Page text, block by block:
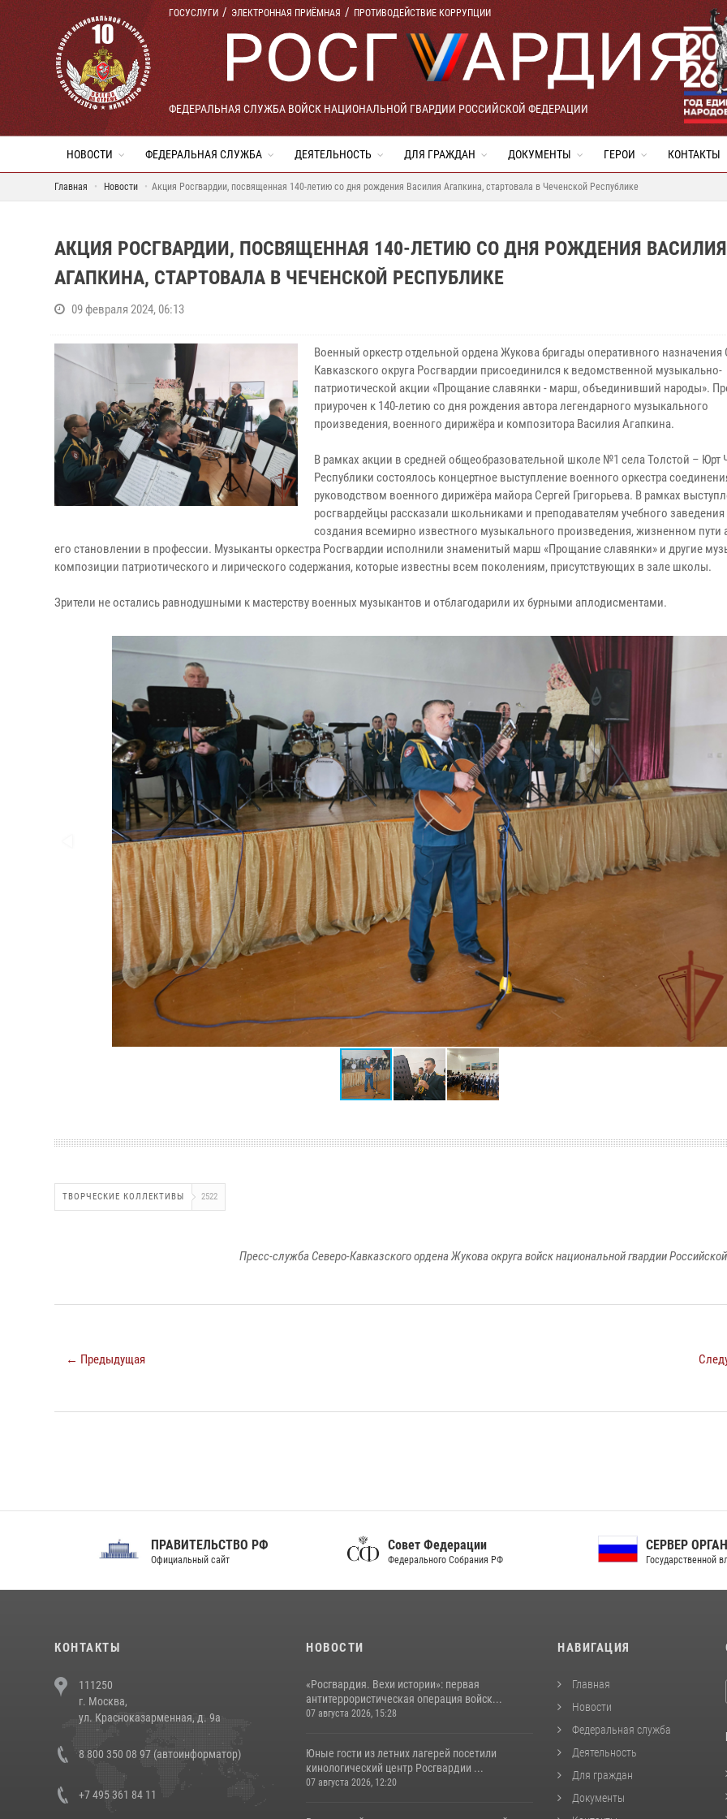
ГОСУСЛУГИ ЭЛЕКТРОННАЯ ПРИЁМНАЯ ПРОТИВОДЕЙСТВИЕ КОРРУПЦИИ
ФЕДЕРАЛЬНАЯ СЛУЖБА ВОЙСК НАЦИОНАЛЬНОЙ ГВАРДИИ РОССИЙСКОЙ ФЕДЕРАЦИИ
НОВОСТИ ФЕДЕРАЛЬНАЯ СЛУЖБА ДЕЯТЕЛЬНОСТЬ ДЛЯ ГРАЖДАН ДОКУМЕНТЫ ГЕРОИ КОНТАКТЫ
Главная Новости Акция Росгвардии, посвященная 140-летию со дня рождения Василия Агапкина, стартовала в Чеченской Республике
АКЦИЯ РОСГВАРДИИ, ПОСВЯЩЕННАЯ 140-ЛЕТИЮ СО ДНЯ РОЖДЕНИЯ ВАСИЛИЯ
АГАПКИНА, СТАРТОВАЛА В ЧЕЧЕНСКОЙ РЕСПУБЛИКЕ
09 февраля 2024, 06:13
Военный оркестр отдельной ордена Жукова бригады оперативного назначения
Кавказского округа Росгвардии присоединился к ведомственной музыкально-
патриотической акции «Прощание славянки - марш, объединивший народы».
приурочен к 140-летию со дня рождения автора легендарного музыкального
произведения, военного дирижёра и композитора Василия Агапкина.
В рамках акции в средней общеобразовательной школе №1 села Толстой – Юрт
Республики состоялось концертное выступление военного оркестра
руководством военного дирижёра майора Сергей Григорьева. В рамках
росгвардейцы рассказали школьниками и преподавателям учебного заведения
создания всемирно известного музыкального произведения, жизненном пути
его становлении в профессии. Музыканты оркестра Росгвардии исполнили знаменитый марш «Прощание славянки» и другие
композиции патриотического и лирического содержания, которые известны всем поколениям, присутствующих в зале школы.
Зрители не остались равнодушными к мастерству военных музыкантов и отблагодарили их бурными аплодисментами.
ТВОРЧЕСКИЕ КОЛЛЕКТИВЫ 2522
Пресс-служба Северо-Кавказского ордена Жукова округа войск национальной гвардии
← Предыдущая
ПРАВИТЕЛЬСТВО РФ
Официальный сайт
Совет Федерации
Федерального Собрания РФ
СЕРВЕР ОРГАНОВ
Государственной власти РФ
КОНТАКТЫ
111250
г. Москва,
ул. Красноказарменная, д. 9а
8 800 350 08 97 (автоинформатор)
+7 495 361 84 11
НОВОСТИ
«Росгвардия. Вехи истории»: первая
антитеррористическая операция войск...
07 августа 2026, 15:28
Юные гости из летних лагерей посетили
кинологический центр Росгвардии ...
07 августа 2026, 12:20
НАВИГАЦИЯ
Главная
Новости
Федеральная служба
Деятельность
Для граждан
Документы